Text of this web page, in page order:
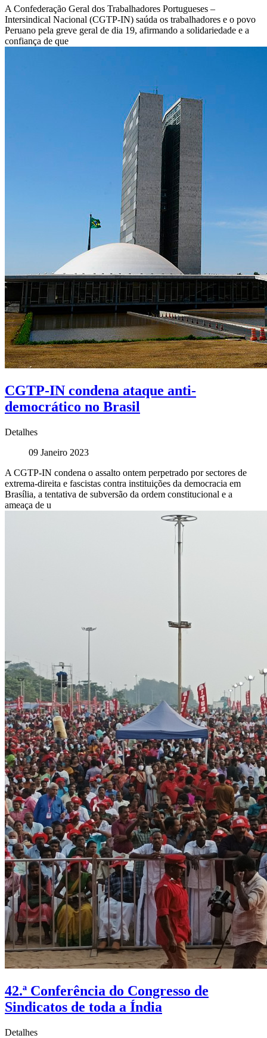
A Confederação Geral dos Trabalhadores Portugueses –
Intersindical Nacional (CGTP-IN) saúda os trabalhadores e o povo
Peruano pela greve geral de dia 19, afirmando a solidariedade e a
confiança de que
CGTP-IN condena ataque anti-
democrático no Brasil
Detalhes
09 Janeiro 2023
A CGTP-IN condena o assalto ontem perpetrado por sectores de
extrema-direita e fascistas contra instituições da democracia em
Brasília, a tentativa de subversão da ordem constitucional e a
ameaça de u
42.ª Conferência do Congresso de
Sindicatos de toda a Índia
Detalhes